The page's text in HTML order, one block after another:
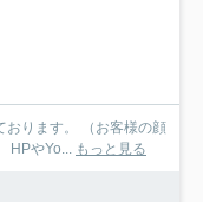
おります。 （お客様の顔
HPやYo...
もっと見る